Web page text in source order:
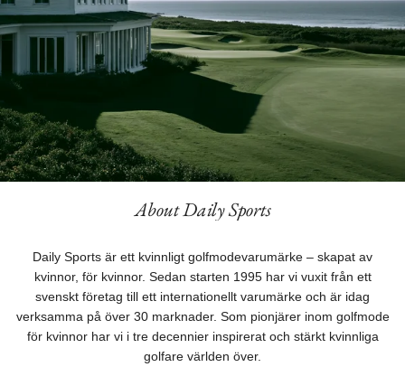
About Daily Sports
Daily Sports är ett kvinnligt golfmodevarumärke – skapat av
kvinnor, för kvinnor. Sedan starten 1995 har vi vuxit från ett
svenskt företag till ett internationellt varumärke och är idag
verksamma på över 30 marknader. Som pionjärer inom golfmode
för kvinnor har vi i tre decennier inspirerat och stärkt kvinnliga
golfare världen över.